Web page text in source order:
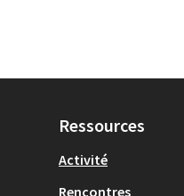
Ressources
Activité
Rencontres